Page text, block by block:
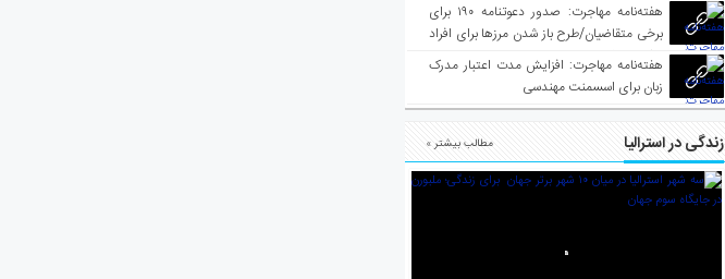
هفته‌نامه مهاجرت: صدور دعوتنامه ۱۹۰ برای
برخی متقاضیان/طرح باز شدن مرزها برای افراد
واکسینه شده
هفته‌نامه مهاجرت: افزایش مدت اعتبار مدرک
زبان برای اسسمنت مهندسی
زندگی در استرالیا مطالب بیشتر »